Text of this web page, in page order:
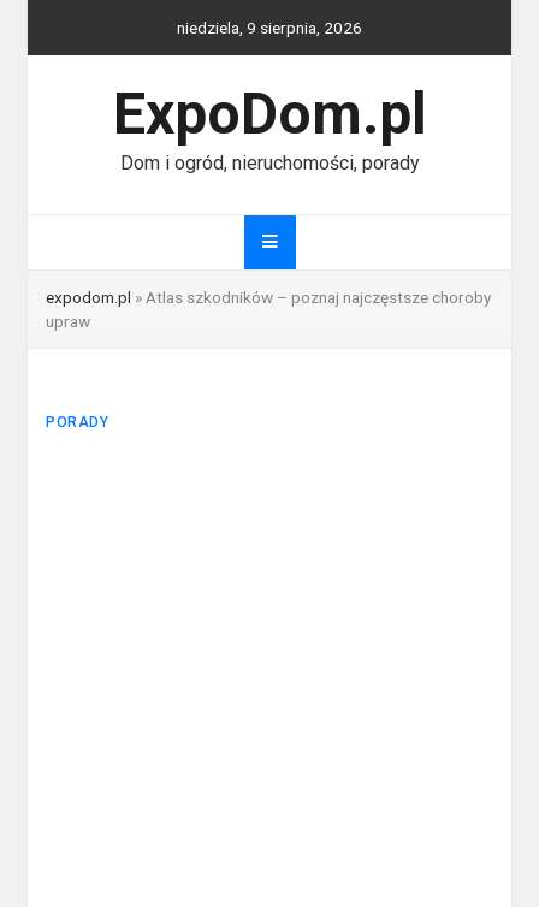
niedziela, 9 sierpnia, 2026
ExpoDom.pl
Dom i ogród, nieruchomości, porady
expodom.pl » Atlas szkodników – poznaj najczęstsze choroby
upraw
PORADY